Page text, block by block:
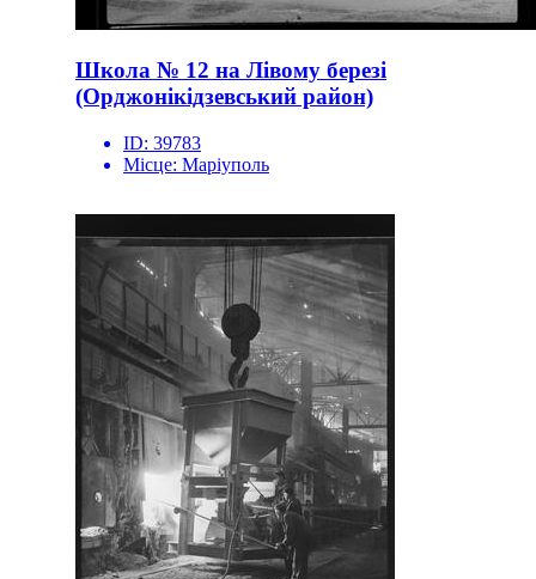
Школа № 12 на Лівому березі
(Орджонікідзевський район)
ID: 39783
Місце: Маріуполь